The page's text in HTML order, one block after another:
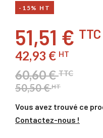
-15% HT
51,51 € TTC
42,93 € HT
60,60 €TTC
50,50 €HT
Vous avez trouvé ce
Contactez-nous !